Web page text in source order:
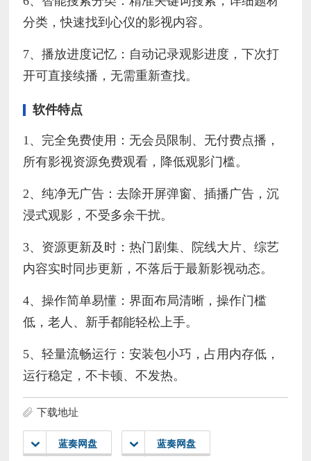
分类，快速找到心仪的影视内容。
7、播放进度记忆：自动记录观影进度，下次打
开可直接续播，无需重新查找。
软件特点
1、完全免费使用：无会员限制、无付费点播，
所有影视资源免费观看，降低观影门槛。
2、纯净无广告：去除开屏弹窗、插播广告，沉
浸式观影，不受多余干扰。
3、资源更新及时：热门剧集、院线大片、综艺
内容实时同步更新，不落后于最新影视动态。
4、操作简单易懂：界面布局清晰，操作门槛
低，老人、新手都能轻松上手。
5、轻量流畅运行：安装包小巧，占用内存低，
运行稳定，不卡顿、不发热。
下载地址
蓝奏网盘 蓝奏网盘